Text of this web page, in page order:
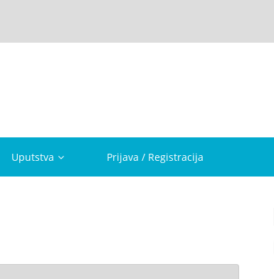
Uputstva Prijava / Registracija